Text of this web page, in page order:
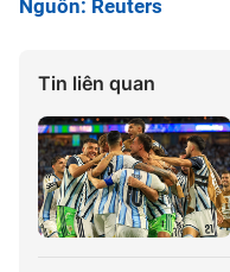
Nguồn: Reuters
Tin liên quan